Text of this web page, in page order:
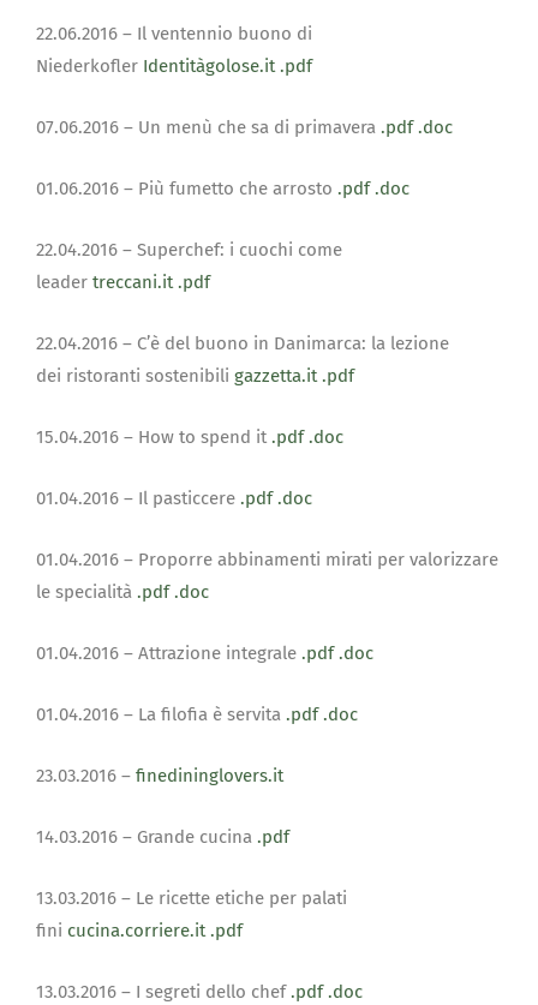
22.06.2016 – Il ventennio buono di
Niederkofler Identitàgolose.it .pdf
07.06.2016 – Un menù che sa di primavera .pdf .doc
01.06.2016 – Più fumetto che arrosto .pdf .doc
22.04.2016 – Superchef: i cuochi come
leader treccani.it .pdf
22.04.2016 – C’è del buono in Danimarca: la lezione
dei ristoranti sostenibili gazzetta.it .pdf
15.04.2016 – How to spend it .pdf .doc
01.04.2016 – Il pasticcere .pdf .doc
01.04.2016 – Proporre abbinamenti mirati per valorizzare
le specialità .pdf .doc
01.04.2016 – Attrazione integrale .pdf .doc
01.04.2016 – La filofia è servita .pdf .doc
23.03.2016 – finedininglovers.it
14.03.2016 – Grande cucina .pdf
13.03.2016 – Le ricette etiche per palati
fini cucina.corriere.it .pdf
13.03.2016 – I segreti dello chef .pdf .doc